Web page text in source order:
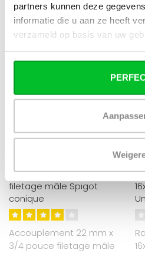
partners kunnen deze
informatie die u aan ze heeft
verzameld op basis van uw
RÉDUCTION -40%
Accouplement 22mm x 3/4
filetage mâle Spigot
conique
Accouplement 22 mm x
3/4 pouce filetage mâle